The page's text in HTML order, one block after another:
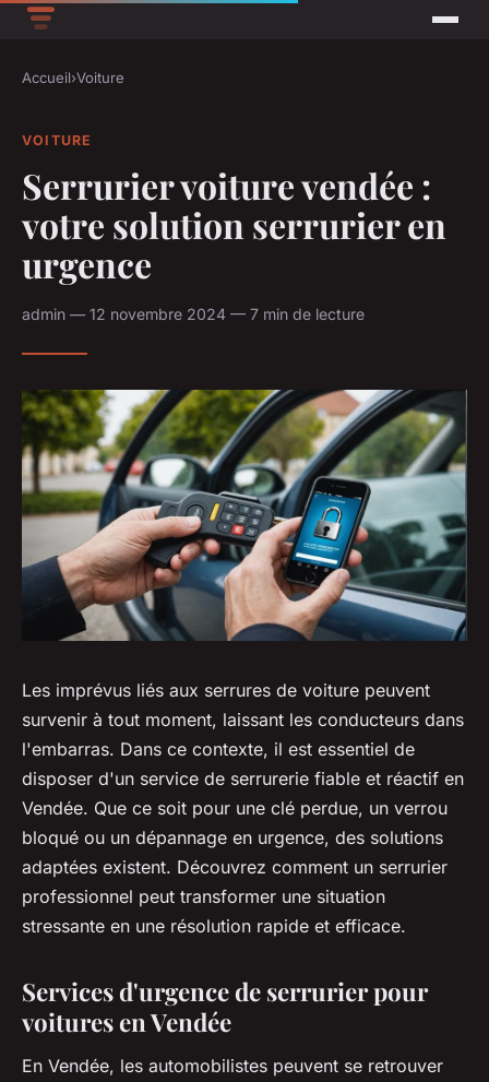
Accueil›Voiture
VOITURE
Serrurier voiture vendée :
votre solution serrurier en
urgence
admin — 12 novembre 2024 — 7 min de lecture
Les imprévus liés aux serrures de voiture peuvent
survenir à tout moment, laissant les conducteurs dans
l'embarras. Dans ce contexte, il est essentiel de
disposer d'un service de serrurerie fiable et réactif en
Vendée. Que ce soit pour une clé perdue, un verrou
bloqué ou un dépannage en urgence, des solutions
adaptées existent. Découvrez comment un serrurier
professionnel peut transformer une situation
stressante en une résolution rapide et efficace.
Services d'urgence de serrurier pour
voitures en Vendée
En Vendée, les automobilistes peuvent se retrouver